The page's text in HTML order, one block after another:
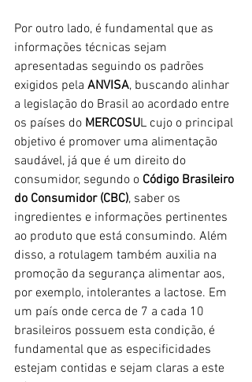
Por outro lado, é fundamental que as
informações técnicas sejam
apresentadas seguindo os padrões
exigidos pela ANVISA, buscando alinhar
a legislação do Brasil ao acordado entre
os países do MERCOSUL cujo o principal
objetivo é promover uma alimentação
saudável, já que é um direito do
consumidor, segundo o Código Brasileiro
do Consumidor (CBC), saber os
ingredientes e informações pertinentes
ao produto que está consumindo. Além
disso, a rotulagem também auxilia na
promoção da segurança alimentar aos,
por exemplo, intolerantes a lactose. Em
um país onde cerca de 7 a cada 10
brasileiros possuem esta condição, é
fundamental que as especificidades
estejam contidas e sejam claras a este